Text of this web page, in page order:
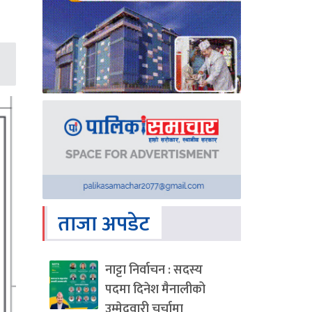
ताजा अपडेट
नाट्टा निर्वाचन : सदस्य
पदमा दिनेश मैनालीको